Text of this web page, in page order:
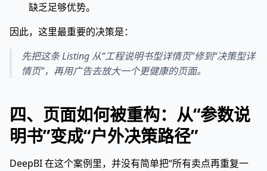
缺乏足够优势。
因此，这里最重要的决策是：
先把这条 Listing 从“工程说明书型详情页”修到“决策型详
情页”，再用广告去放大一个更健康的页面。
四、页面如何被重构：从“参数说
明书”变成“户外决策路径”
DeepBI 在这个案例里，并没有简单把“所有卖点再重复一